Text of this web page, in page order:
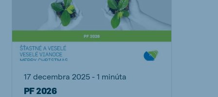
17 decembra 2025 - 1 minúta
PF 2026